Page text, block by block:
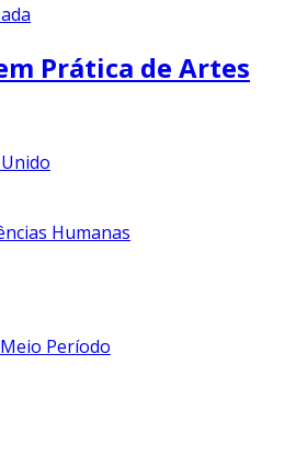
Prática de Artes
Humanas
Período